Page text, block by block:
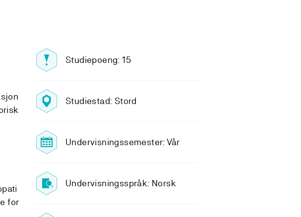
Studiepoeng: 15
Studiestad: Stord
Undervisningssemester: Vår
Undervisningsspråk: Norsk
for